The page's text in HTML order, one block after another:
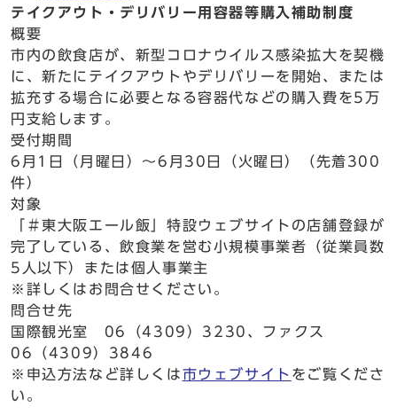
テイクアウト・デリバリー用容器等購入補助制度
概要
市内の飲食店が、新型コロナウイルス感染拡大を契機
に、新たにテイクアウトやデリバリーを開始、または
拡充する場合に必要となる容器代などの購入費を5万
円支給します。
受付期間
6月1日（月曜日）～6月30日（火曜日）（先着300
件）
対象
「＃東大阪エール飯」特設ウェブサイトの店舗登録が
完了している、飲食業を営む小規模事業者（従業員数
5人以下）または個人事業主
※詳しくはお問合せください。
問合せ先
国際観光室 06（4309）3230、ファクス
06（4309）3846
※申込方法など詳しくは市ウェブサイト をご覧くださ
い。